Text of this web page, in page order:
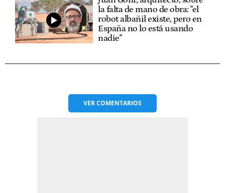
la falta de mano de obra: "el
robot albañil existe, pero en
España no lo está usando
nadie"
VERCOMENTARIOS